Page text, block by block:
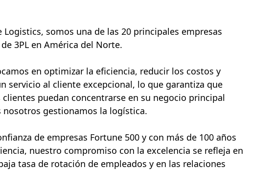
Logistics, somos una de las 20 principales empresas
3PL en América del Norte.
en optimizar la eficiencia, reducir los costos y
servicio al cliente excepcional, lo que garantiza que
clientes puedan concentrarse en su negocio principal
nosotros gestionamos la logística.
de empresas Fortune 500 y con más de 100 años
nuestro compromiso con la excelencia se refleja en
tasa de rotación de empleados y en las relaciones